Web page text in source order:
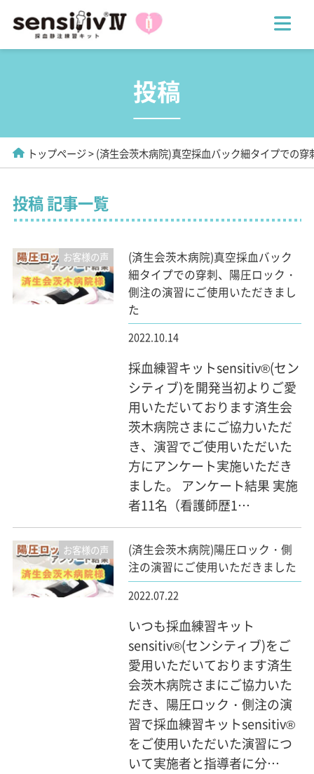
投稿
トップページ (済生会茨木病院)真空採血バック細タイプでの
投稿 記事一覧
お客様の声
(済生会茨木病院)真空採血バック
細タイプでの穿刺、陽圧ロック・
側注の演習にご使用いただきまし
た
2022.10.14
採血練習キットsensitiv®(セン
シティブ)を開発当初よりご愛
用いただいております済生会
茨木病院さまにご協力いただ
き、演習でご使用いただいた
方にアンケート実施いただき
ました。 アンケート結果 実施
者11名（看護師歴1…
お客様の声
(済生会茨木病院)陽圧ロック・側
注の演習にご使用いただきました
2022.07.22
いつも採血練習キット
sensitiv®(センシティブ)をご
愛用いただいております済生
会茨木病院さまにご協力いた
だき、陽圧ロック・側注の演
習で採血練習キットsensitiv®
をご使用いただいた演習につ
いて実施者と指導者に分…